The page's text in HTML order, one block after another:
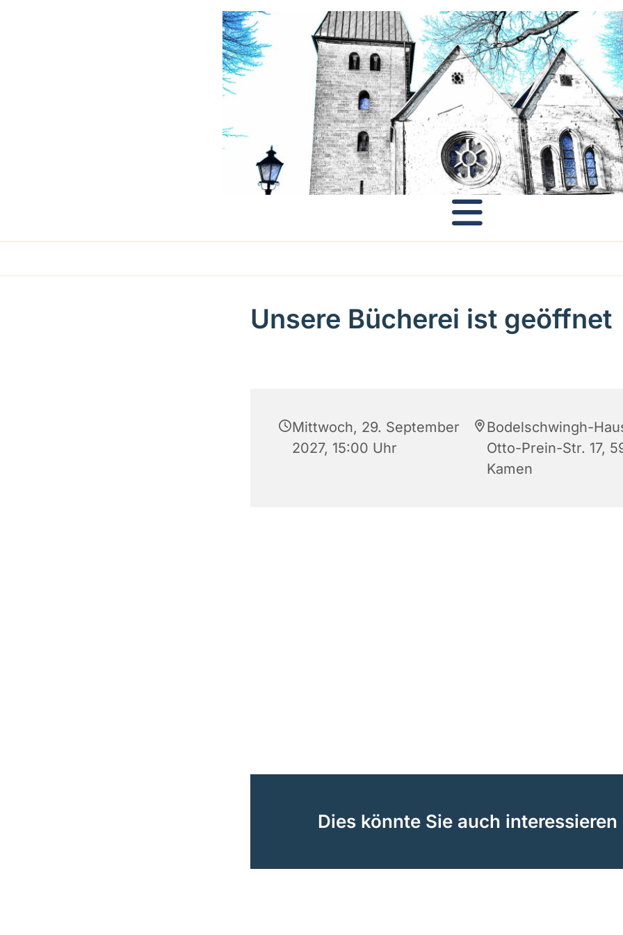
Unsere Bücherei ist geöffnet
Mittwoch, 29. September
2027, 15:00 Uhr
Bodelschwingh-
Otto-Prein-Str. 17,
Kamen
Dies könnte Sie auch interessieren